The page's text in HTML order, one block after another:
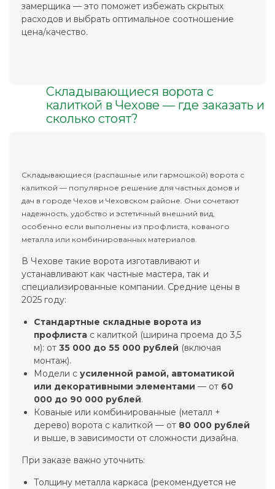
замерщика — это поможет избежать скрытых
расходов и выбрать оптимальное соотношение
цена/качество.
Складывающиеся ворота с
калиткой в Чехове — где заказать и
сколько стоят?
Складывающиеся (распашные или гармошкой) ворота с
калиткой — популярное решение для частных домов и
дач в городе Чехов и Чеховском районе. Они сочетают
надежность, удобство и эстетичный внешний вид,
особенно если выполнены из профлиста, кованого
металла или комбинированных материалов.
В Чехове такие ворота изготавливают и
устанавливают как частные мастера, так и
специализированные компании. Средние цены в
2025 году:
Стандартные складные ворота из
профлиста с калиткой (ширина проема до 3,5
м): от 35 000 до 55 000 рублей (включая
монтаж).
Модели с усиленной рамой, автоматикой
или декоративными элементами — от 60
000 до 90 000 рублей.
Кованые или комбинированные (металл +
дерево) ворота с калиткой — от 80 000 рублей
и выше, в зависимости от сложности дизайна.
При заказе важно уточнить:
Толщину металла каркаса (рекомендуется не